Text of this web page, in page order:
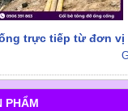
trực tiếp từ đơn vị
PHẨM